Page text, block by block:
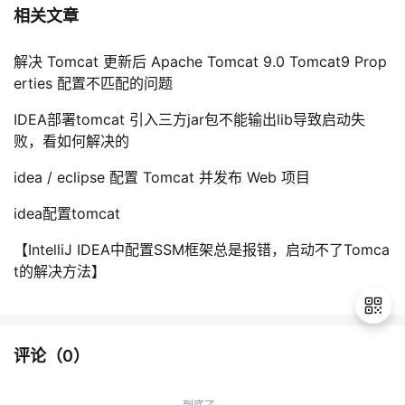
相关文章
解决 Tomcat 更新后 Apache Tomcat 9.0 Tomcat9 Prop
erties 配置不匹配的问题
IDEA部署tomcat 引入三方jar包不能输出lib导致启动失
败，看如何解决的
idea / eclipse 配置 Tomcat 并发布 Web 项目
idea配置tomcat
【IntelliJ IDEA中配置SSM框架总是报错，启动不了Tomca
t的解决方法】
评论（0）